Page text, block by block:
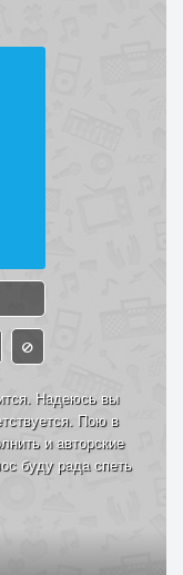
Надеюсь вы
Пою в
и авторские
буду рада спеть